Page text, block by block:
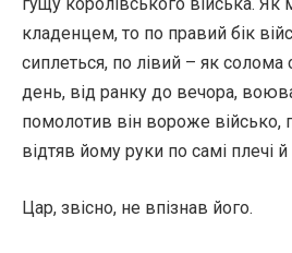
кладенцем, то по правий бік
сиплеться, по лівий – як солома
день, від ранку до вечора,
помолотив він вороже військо,
відтяв йому руки по самі плечі
Цар, звісно, не впізнав його.